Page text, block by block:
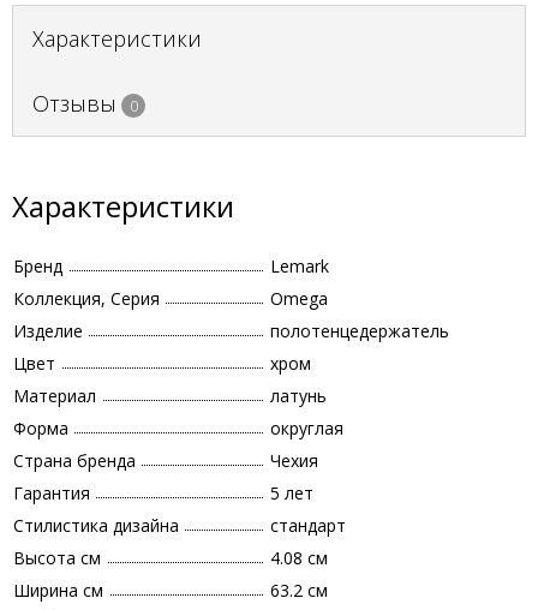
Характеристики
Отзывы 0
Характеристики
Бренд
Lemark
Коллекция, Серия
Omega
Изделие
полотенцедержатель
Цвет
хром
Материал
латунь
Форма
округлая
Страна бренда
Чехия
Гарантия
5 лет
Стилистика дизайна
стандарт
Высота см
4.08 см
Ширина см
63.2 см